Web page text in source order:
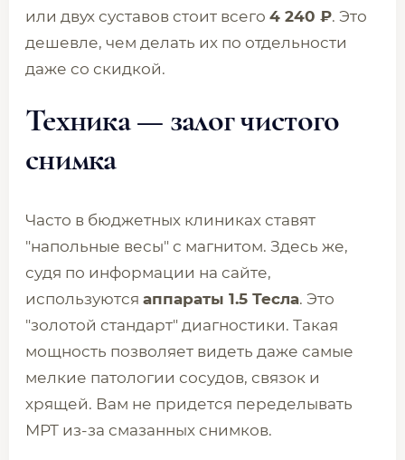
или двух суставов стоит всего 4 240 ₽. Это
дешевле, чем делать их по отдельности
даже со скидкой.
Техника — залог чистого
снимка
Часто в бюджетных клиниках ставят
"напольные весы" с магнитом. Здесь же,
судя по информации на сайте,
используются аппараты 1.5 Тесла. Это
"золотой стандарт" диагностики. Такая
мощность позволяет видеть даже самые
мелкие патологии сосудов, связок и
хрящей. Вам не придется переделывать
МРТ из-за смазанных снимков.